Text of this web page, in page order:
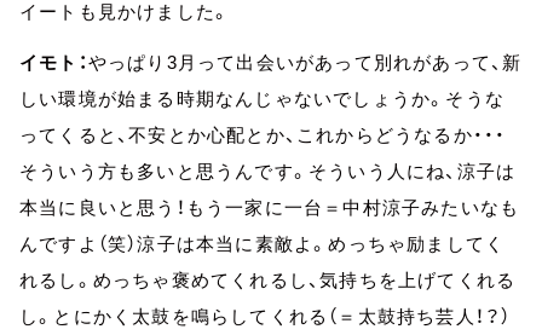
イートも見かけました。
イモト：やっぱり3月って出会いがあって別れがあって、新
しい環境が始まる時期なんじゃないでしょうか。そうな
ってくると、不安とか心配とか、これからどうなるか・・・
そういう方も多いと思うんです。そういう人にね、涼子は
本当に良いと思う！もう一家に一台＝中村涼子みたいなも
んですよ（笑）涼子は本当に素敵よ。めっちゃ励ましてく
れるし。めっちゃ褒めてくれるし、気持ちを上げてくれる
し。とにかく太鼓を鳴らしてくれる（＝太鼓持ち芸人！？）